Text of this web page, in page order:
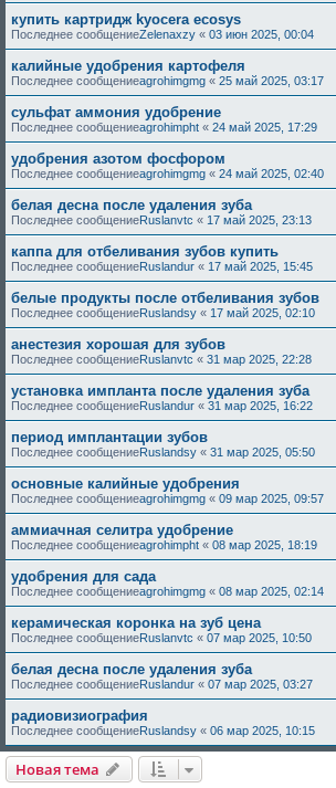
купить картридж kyocera ecosys
Последнее сообщениеZelenaxzy « 03 июн 2025, 00:04
калийные удобрения картофеля
Последнее сообщениеagrohimgmg « 25 май 2025, 03:17
сульфат аммония удобрение
Последнее сообщениеagrohimpht « 24 май 2025, 17:29
удобрения азотом фосфором
Последнее сообщениеagrohimgmg « 24 май 2025, 02:40
белая десна после удаления зуба
Последнее сообщениеRuslanvtc « 17 май 2025, 23:13
каппа для отбеливания зубов купить
Последнее сообщениеRuslandur « 17 май 2025, 15:45
белые продукты после отбеливания зубов
Последнее сообщениеRuslandsy « 17 май 2025, 02:10
анестезия хорошая для зубов
Последнее сообщениеRuslanvtc « 31 мар 2025, 22:28
установка импланта после удаления зуба
Последнее сообщениеRuslandur « 31 мар 2025, 16:22
период имплантации зубов
Последнее сообщениеRuslandsy « 31 мар 2025, 05:50
основные калийные удобрения
Последнее сообщениеagrohimgmg « 09 мар 2025, 09:57
аммиачная селитра удобрение
Последнее сообщениеagrohimpht « 08 мар 2025, 18:19
удобрения для сада
Последнее сообщениеagrohimgmg « 08 мар 2025, 02:14
керамическая коронка на зуб цена
Последнее сообщениеRuslanvtc « 07 мар 2025, 10:50
белая десна после удаления зуба
Последнее сообщениеRuslandur « 07 мар 2025, 03:27
радиовизиография
Последнее сообщениеRuslandsy « 06 мар 2025, 10:15
Новая тема